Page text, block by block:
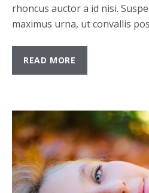
rhoncus auctor a id nisi.
maximus urna, ut convallis
READ MORE